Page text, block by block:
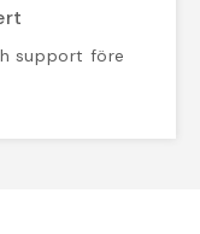
support före